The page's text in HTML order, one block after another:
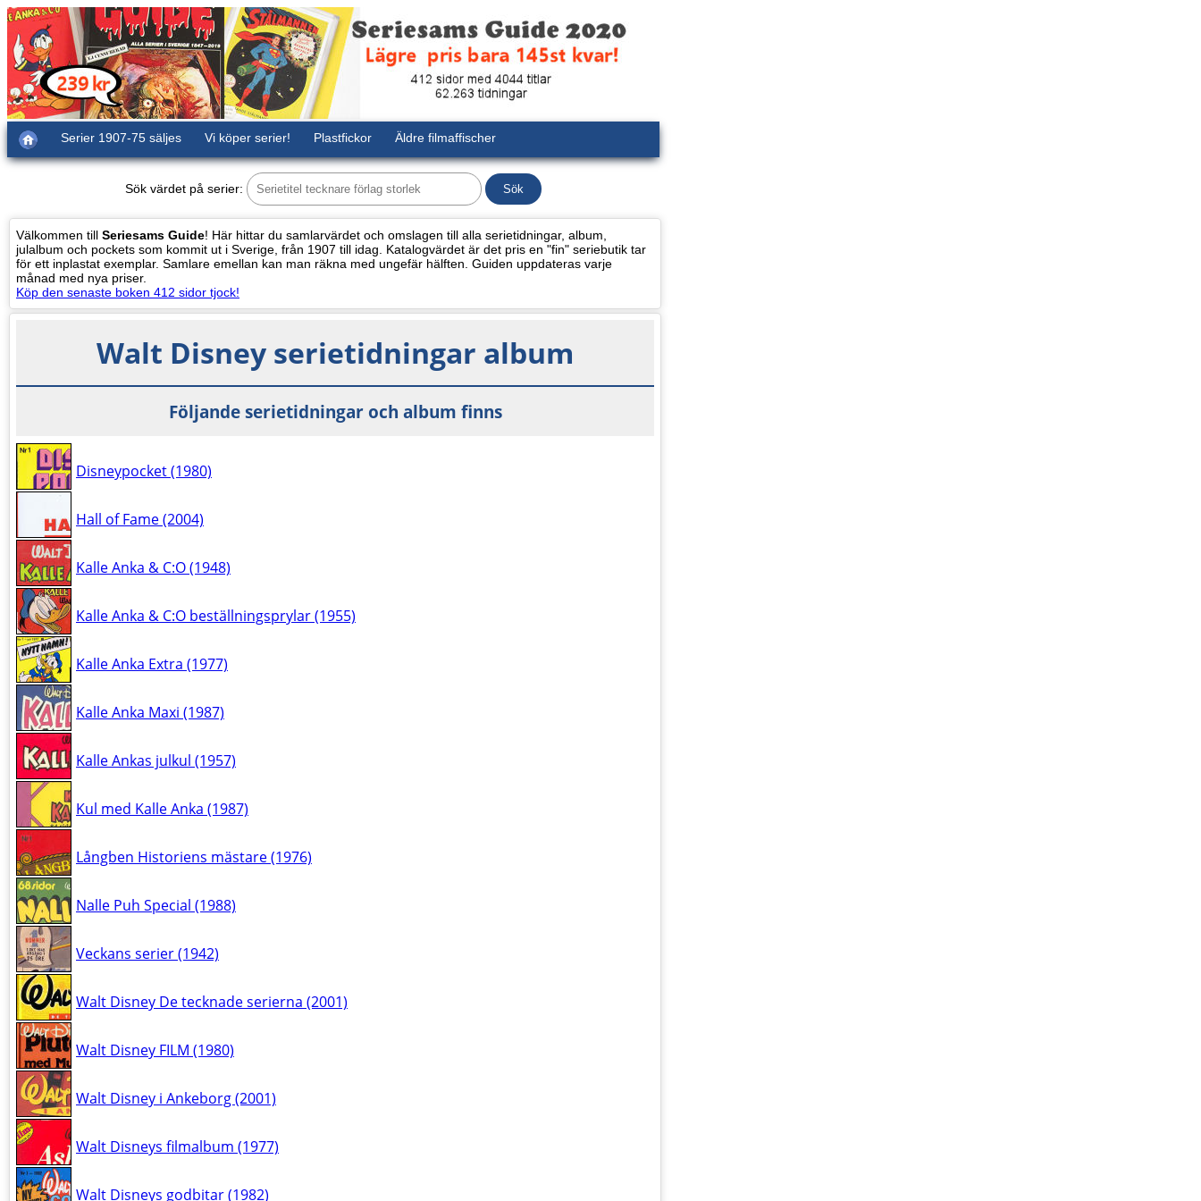
Serier 1907-75 säljes Vi köper serier! Plastfickor Äldre filmaffischer
Sök värdet på serier:
Välkommen till Seriesams Guide! Här hittar du samlarvärdet och omslagen till alla serietidningar, album,
julalbum och pockets som kommit ut i Sverige, från 1907 till idag. Katalogvärdet är det pris en "fin" seriebutik tar
för ett inplastat exemplar. Samlare emellan kan man räkna med ungefär hälften. Guiden uppdateras varje
månad med nya priser.
Köp den senaste boken 412 sidor tjock!
Walt Disney serietidningar album
Följande serietidningar och album finns
Disneypocket (1980)
Hall of Fame (2004)
Kalle Anka & C:O (1948)
Kalle Anka & C:O beställningsprylar (1955)
Kalle Anka Extra (1977)
Kalle Anka Maxi (1987)
Kalle Ankas julkul (1957)
Kul med Kalle Anka (1987)
Långben Historiens mästare (1976)
Nalle Puh Special (1988)
Veckans serier (1942)
Walt Disney De tecknade serierna (2001)
Walt Disney FILM (1980)
Walt Disney i Ankeborg (2001)
Walt Disneys filmalbum (1977)
Walt Disneys godbitar (1982)